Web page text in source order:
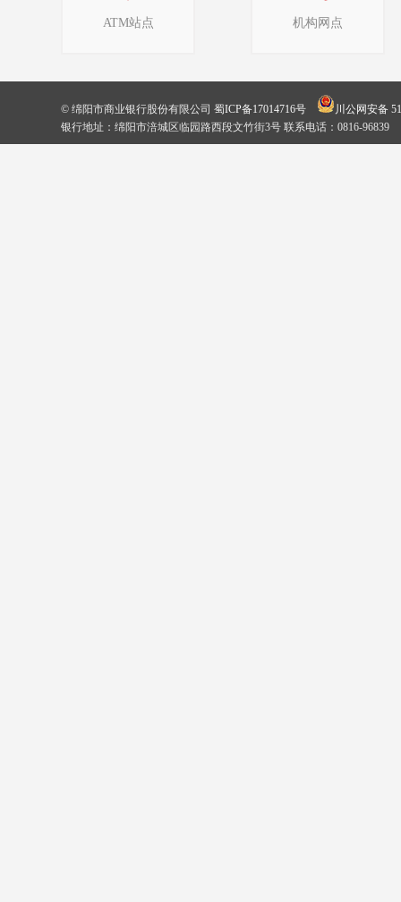
ATM站点 机构网点
© 绵阳市商业银行股份有限公司 蜀ICP备17014716号
川公网安备
银行地址：绵阳市涪城区临园路西段文竹街3号 联系电话：0816-96839